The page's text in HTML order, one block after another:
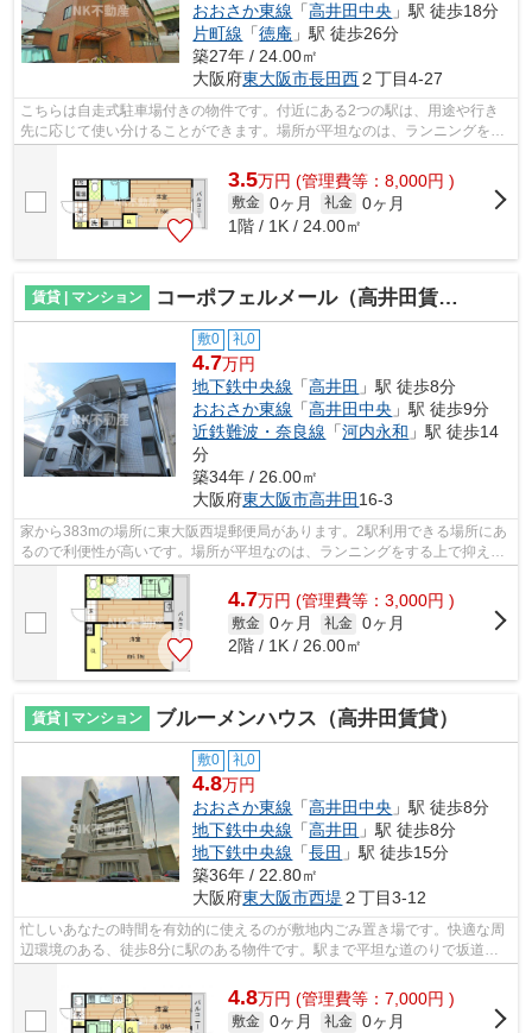
おおさか東線 「高井田中央 」駅 徒歩18分
片町線 「徳庵 」駅 徒歩26分
築27年 / 24.00㎡
大阪府東大阪市長田西２丁目4-27
こちらは自走式駐車場付きの物件です。付近にある2つの駅は、用途や行き
先に応じて使い分けることができます。場所が平坦なのは、ランニングをす
3.5万円 (管理費等：8,000円 )
敷金 0ヶ月 礼金 0ヶ月
1階 / 1K / 24.00㎡
賃貸 | マンション コーポフェルメール（高井田賃貸）
敷0 礼0
4.7万円
地下鉄中央線 「高井田 」駅 徒歩8分
おおさか東線 「高井田中央 」駅 徒歩9分
近鉄難波・奈良線 「河内永和 」駅 徒歩14
分
築34年 / 26.00㎡
大阪府東大阪市高井田 16-3
家から383mの場所に東大阪西堤郵便局があります。2駅利用できる場所にあ
るので利便性が高いです。場所が平坦なのは、ランニングをする上で抑えた
いポイントですね。こちらのマンション...
4.7万円 (管理費等：3,000円 )
敷金 0ヶ月 礼金 0ヶ月
2階 / 1K / 26.00㎡
賃貸 | マンション ブルーメンハウス（高井田賃貸）
敷0 礼0
4.8万円
おおさか東線 「高井田中央 」駅 徒歩8分
地下鉄中央線 「高井田 」駅 徒歩8分
地下鉄中央線 「長田 」駅 徒歩15分
築36年 / 22.80㎡
大阪府東大阪市西堤 ２丁目3‐12
忙しいあなたの時間を有効的に使えるのが敷地内ごみ置き場です。快適な周
辺環境のある、徒歩8分に駅のある物件です。駅まで平坦な道のりで坂道も
なく移動しやすいです。冬場の換気にも...
4.8万円 (管理費等：7,000円 )
敷金 0ヶ月 礼金 0ヶ月